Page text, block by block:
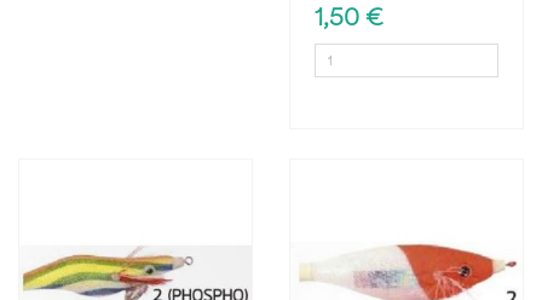
1,50 €